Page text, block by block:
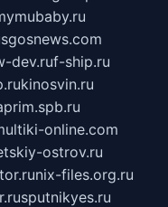
dev.ruf-ship.ru
kinosvin.ru
online.com
ostrov.ru
nix-files.org.ru
sputnikyes.ru